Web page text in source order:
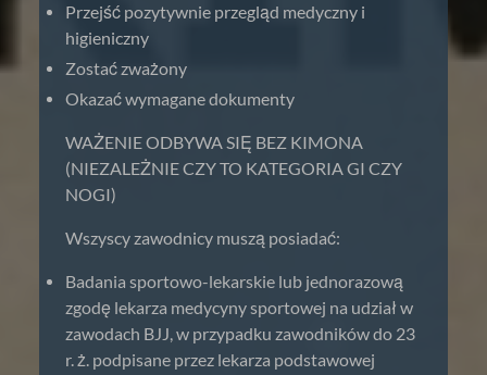
Przejść pozytywnie przegląd medyczny i
higieniczny
Zostać zważony
Okazać wymagane dokumenty
WAŻENIE ODBYWA SIĘ BEZ KIMONA
(NIEZALEŻNIE CZY TO KATEGORIA GI CZY
NOGI)
Wszyscy zawodnicy muszą posiadać:
Badania sportowo-lekarskie lub jednorazową
zgodę lekarza medycyny sportowej na udział w
zawodach BJJ, w przypadku zawodników do 23
r. ż. podpisane przez lekarza podstawowej